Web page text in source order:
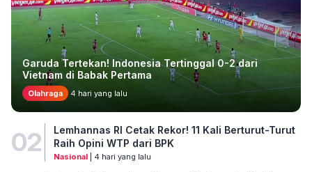
Garuda Tertekan! Indonesia Tertinggal 0-2 dari
Vietnam di Babak Pertama
Olahraga 4 hari yang lalu
02
Lemhannas RI Cetak Rekor! 11 Kali Berturut-Turut
Raih Opini WTP dari BPK
Nasional| 4 hari yang lalu